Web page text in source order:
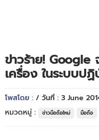
ข่าวร้าย! Google
เครื่อง ในระบบป
โพสโดย : / วันที่ : 3 June
หมวดหมู่ :
ข่าวมือถือใหม่ มือถือ